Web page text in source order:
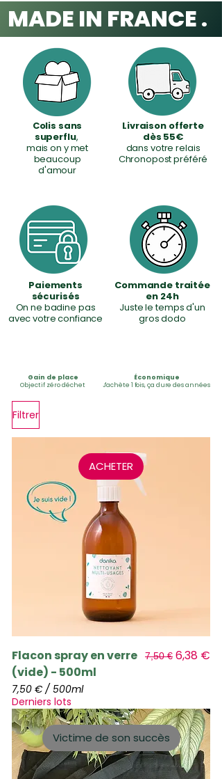
MADE IN FRANCE .
Colis sans
superflu,
mais on y met
beaucoup
d'amour
Livraison offerte
dès 55€
dans votre relais
Chronopost préféré
Paiements
sécurisés
On ne badine pas
avec votre confiance
Commande traitée
en 24h
Juste le temps d'un
gros dodo
Gain de place
Objectif zéro déchet
Économique
J'achète 1 fois, ça dure des années
Filtrer
ACHETER
Flacon spray en verre
(vide) - 500ml
Prix original
7,50 € Prix
6,38 €
7,50 € / 500ml
7
,
5
0
€
p
Derniers lots
Victime de son succès